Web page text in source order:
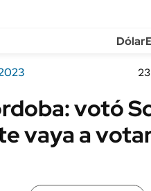
REPORT
Dólar
votó
vaya a